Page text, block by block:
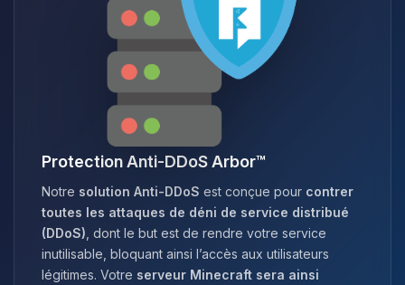
Protection Anti-DDoS Arbor™
Notre solution Anti-DDoS est conçue pour contrer
toutes les attaques de déni de service distribué
(DDoS) , dont le but est de rendre votre service
inutilisable, bloquant ainsi l’accès aux utilisateurs
légitimes. Votre serveur Minecraft sera ainsi